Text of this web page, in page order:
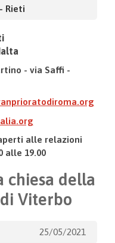
Rieti
- via Saffi -
alle relazioni
alle 19.00
chiesa della
Viterbo
25/05/2021